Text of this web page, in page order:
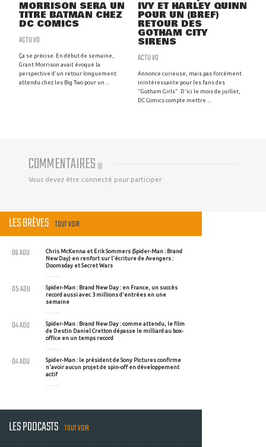
MORRISON SERA UN
TITRE BATMAN CHEZ
DC COMICS
ACTU VO
Ça se précise. En début de semaine,
Grant Morrison avait évoqué la
perspective d'un retour longuement
attendu chez les Big Two pour un ...
IVY ET HARLEY QUINN
POUR UN (BREF)
RETOUR DES
GOTHAM CITY
SIRENS
ACTU VO
Annonce curieuse, mais pas forcément
inintéressante pour les fans des
"Gotham Girls". D'ici le mois de juillet,
DC Comics compte mettre ...
COMMENTAIRES (0)
Vous devez être connecté pour participer
LES BRÈVES TOUT VOIR
Chris McKenna et Erik Sommers (Spider-Man : Brand
New Day) en renfort sur l'écriture de Avengers :
Doomsday et Secret Wars
06 AOU
Spider-Man : Brand New Day : en France, un succès
record aussi avec 3 millions d'entrées en une
semaine
05 AOU
Spider-Man : Brand New Day : comme attendu, le film
de Destin Daniel Cretton dépasse le milliard au box-
office en un temps record
04 AOU
Spider-Man : le président de Sony Pictures confirme
n'avoir aucun projet de spin-off en développement
actif
04 AOU
LES PODCASTS TOUT VOIR